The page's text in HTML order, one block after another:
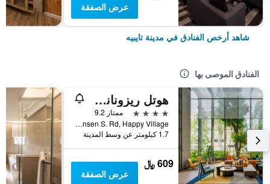
عرض الصفقة
شاهد أرخص الفنادق في مدينة تايبيه
الفنادق الموصى بها
هوتل ريزونانس تايبي، تابيستري كوليكشن باي هيلتون
4 نجوم
ممتاز 9.2
No. 7 Linsen S. Rd, Happy Village, مدينة تايبيه, تايوان
1.7 كيلومتر عن وسط المدينة
609 ﷼
عرض الصفقة